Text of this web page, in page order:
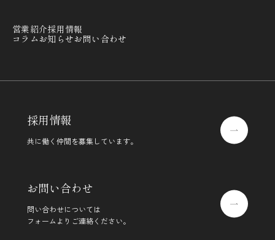
営業紹介採用情報
コラムお知らせお問い合わせ
採用情報
共に働く仲間を募集しています。
お問い合わせ
問い合わせについては
フォームよりご連絡ください。